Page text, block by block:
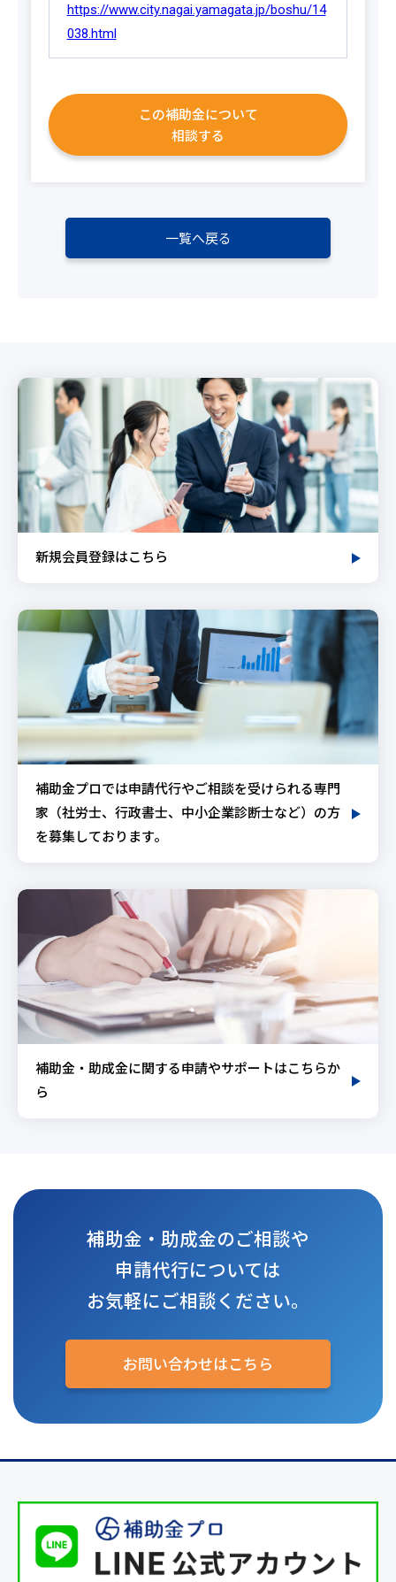
https://www.city.nagai.yamagata.jp/boshu/14
038.html
この補助金について
相談する
一覧へ戻る
新規会員登録はこちら
補助金プロでは申請代行やご相談を受けられる専門
家（社労士、行政書士、中小企業診断士など）の方
を募集しております。
補助金・助成金に関する申請やサポートはこちらか
ら
補助金・助成金のご相談や
申請代行については
お気軽にご相談ください。
お問い合わせはこちら